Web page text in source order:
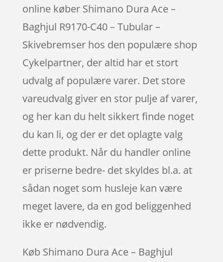
online køber Shimano Dura Ace –
Baghjul R9170-C40 – Tubular –
Skivebremser hos den populære shop
Cykelpartner, der altid har et stort
udvalg af populære varer. Det store
vareudvalg giver en stor pulje af varer,
og her kan du helt sikkert finde noget
du kan li, og der er det oplagte valg
dette produkt. Når du handler online
er priserne bedre- det skyldes bl.a. at
sådan noget som husleje kan være
meget lavere, da en god beliggenhed
ikke er nødvendig.
Køb Shimano Dura Ace – Baghjul